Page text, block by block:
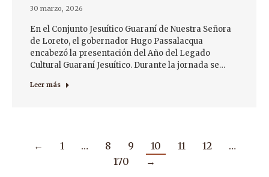
30 marzo, 2026
En el Conjunto Jesuítico Guaraní de Nuestra Señora
de Loreto, el gobernador Hugo Passalacqua
encabezó la presentación del Año del Legado
Cultural Guaraní Jesuítico. Durante la jornada se…
Leer más
← 1 … 8 9 10 11 12
…
170
→